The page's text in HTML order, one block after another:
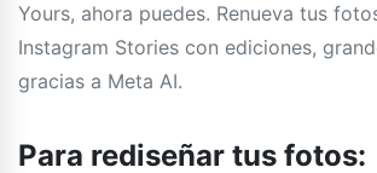
Yours, ahora puedes. Renueva tus
Instagram Stories con ediciones,
gracias a Meta AI.
Para rediseñar tus fotos: